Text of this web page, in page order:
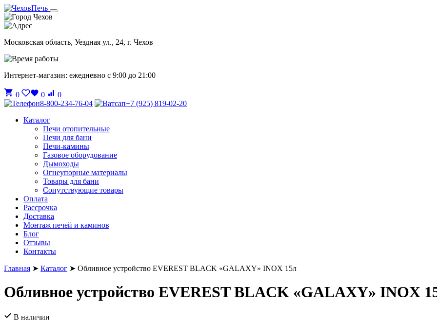
Чехов
Московская область, Уездная ул., 24, г. Чехов
Интернет-магазин: ежедневно с 9:00 до 21:00
0 0
0
8-800-234-76-04
+7 (925) 819-02-20
Каталог
Печи отопительные
Печи для бани
Печи-камины
Газовое оборудование
Дымоходы
Огнеупорные материалы
Товары для бани
Сопутствующие товары
Оплата
Рассрочка
Доставка
Монтаж печей и каминов
Блог
Отзывы
Контакты
Главная ➤ Каталог ➤ Обливное устройство EVEREST BLACK «GALAXY» INOX 15л
Обливное устройство EVEREST BLACK «GALAXY» INOX
В наличии